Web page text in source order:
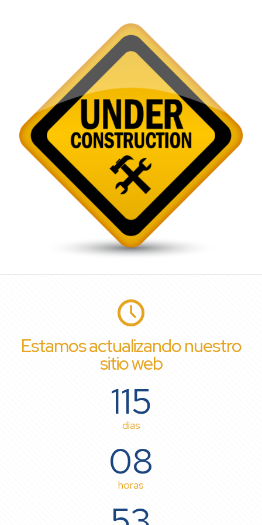
Estamos actualizando nuestro
sitio web
115
días
08
horas